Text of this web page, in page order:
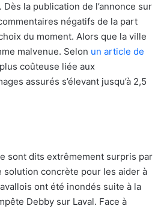
la publication de l’annonce sur
négatifs de la part
du moment. Alors que la ville
malvenue. Selon un article de
coûteuse liée aux
assurés s’élevant jusqu’à 2,5
sont dits extrêmement surpris par
solution concrète pour les aider à
ont été inondés suite à la
Debby sur Laval. Face à